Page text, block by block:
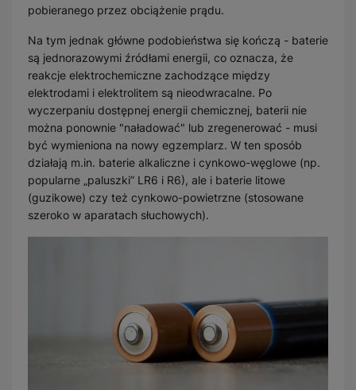
pobieranego przez obciążenie prądu.
Na tym jednak główne podobieństwa się kończą - baterie
są jednorazowymi źródłami energii, co oznacza, że
reakcje elektrochemiczne zachodzące między
elektrodami i elektrolitem są nieodwracalne. Po
wyczerpaniu dostępnej energii chemicznej, baterii nie
można ponownie "naładować" lub zregenerować - musi
być wymieniona na nowy egzemplarz. W ten sposób
działają m.in. baterie alkaliczne i cynkowo-węglowe (np.
popularne „paluszki” LR6 i R6), ale i baterie litowe
(guzikowe) czy też cynkowo-powietrzne (stosowane
szeroko w aparatach słuchowych).